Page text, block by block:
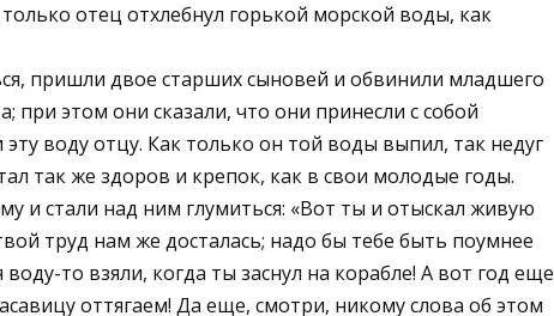
отец отхлебнул горькой морской воды, как
пришли двое старших сыновей и обвинили младшего
при этом они сказали, что они принесли с собой
воду отцу. Как только он той воды выпил, так недуг
так же здоров и крепок, как в свои молодые годы.
и стали над ним глумиться: «Вот ты и отыскал живую
труд нам же досталась; надо бы тебе быть поумнее
то взяли, когда ты заснул на корабле! А вот год еще
оттягаем! Да еще, смотри, никому слова об этом